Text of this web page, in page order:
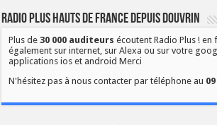
Radio Plus Hauts de France depuis Douvrin
Plus de30 000 auditeurs écoutent Radio Plus ! en
également sur internet, sur Alexa ou sur votre
applications ios et android Merci
N'hésitez pas à nous contacter par téléphone au